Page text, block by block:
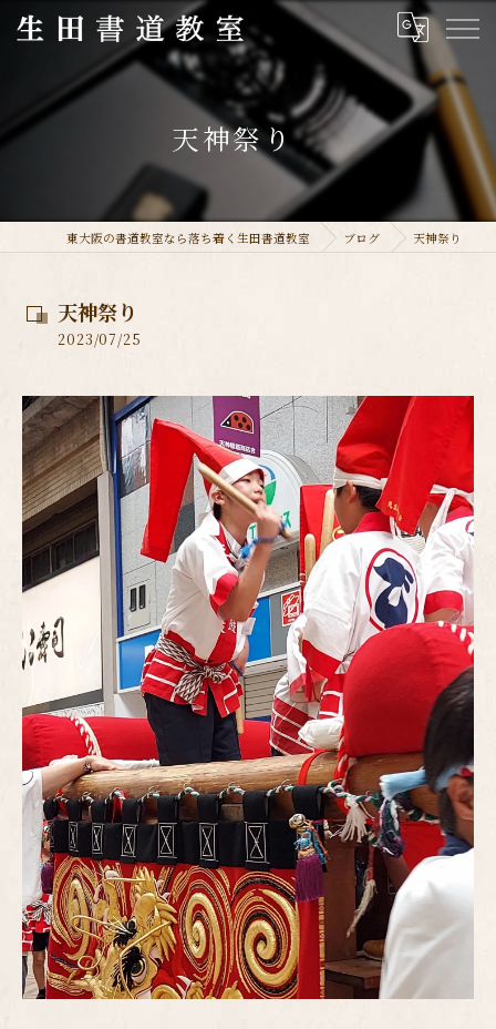
天神祭り
東大阪の書道教室なら落ち着く生田書道教室 ブログ 天神祭り
天神祭り
2023/07/25